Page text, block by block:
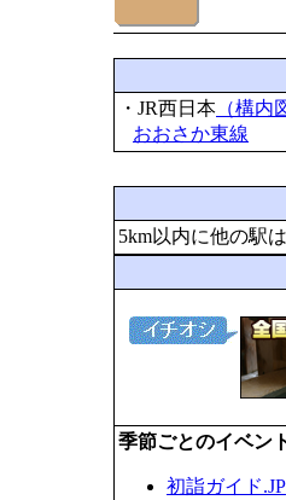
・JR西日本 （構内
おおさか東線
5km以内に他の駅
季節ごとのイベン
初詣ガイド.JP